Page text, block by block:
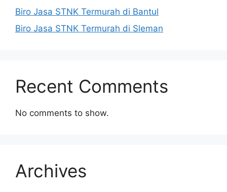
Biro Jasa STNK Termurah di Bantul
Biro Jasa STNK Termurah di Sleman
Recent Comments
No comments to show.
Archives